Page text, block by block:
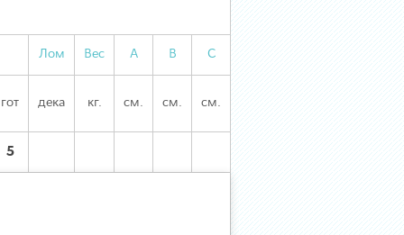
Лом Вес А В С
гот дека кг. см. см. см.
5